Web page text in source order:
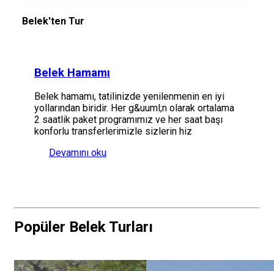
Belek'ten Tur
Belek Hamamı
Belek hamamı, tatilinizde yenilenmenin en iyi
yollarından biridir. Her g&uuml;n olarak ortalama
2 saatlik paket programımız ve her saat başı
konforlu transferlerimizle sizlerin hiz
Devamını oku
Popüler Belek Turları